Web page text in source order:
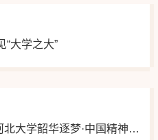
“大学之大”
北大学韶华逐梦·中国精神